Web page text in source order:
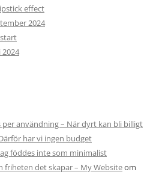
effect
2024
per användning – När dyrt kan bli billigt
har vi ingen budget
föddes inte som minimalist
friheten det skapar – My Websiteom